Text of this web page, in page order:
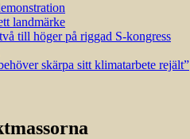
landmärke
till höger på riggad S-kongress
skärpa sitt klimatarbete rejält”